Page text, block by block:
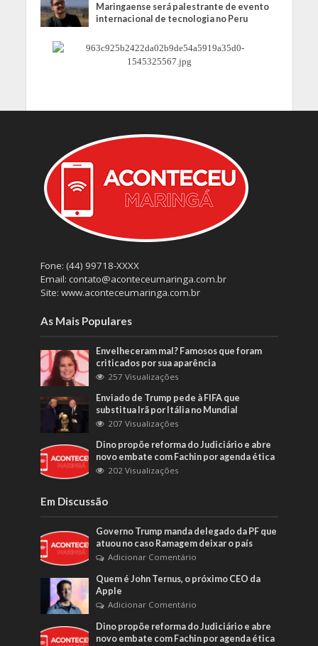
Maringaense será palestrante de evento
internacional de tecnologia no Peru
Fone: (44) 99718-XXXX
Email: contato@aconteceumaringa.com.br
Site: www.aconteceumaringa.com.br
As Mais Populares
Envelheceram mal? Famosos que foram
criticados por sua aparência
257 Visualizações
Enviado de Trump pede à FIFA que
substitua Irã por Itália no Mundial
207 Visualizações
Dino propõe reforma do Judiciário e abre
novo embate com Fachin por agenda ética
202 Visualizações
Em Discussão
Governo Trump manda delegado da PF que
atuou no caso Ramagem deixar o país
Adicionar Comentário
Quem é John Ternus, o próximo CEO da
Apple
Adicionar Comentário
Dino propõe reforma do Judiciário e abre
novo embate com Fachin por agenda ética